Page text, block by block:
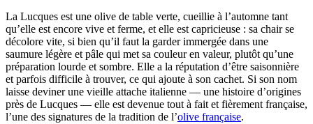
La Lucques est une olive de table verte, cueillie à l’automne tant
qu’elle est encore vive et ferme, et elle est capricieuse : sa chair se
décolore vite, si bien qu’il faut la garder immergée dans une
saumure légère et pâle qui met sa couleur en valeur, plutôt qu’une
préparation lourde et sombre. Elle a la réputation d’être saisonnière
et parfois difficile à trouver, ce qui ajoute à son cachet. Si son nom
laisse deviner une vieille attache italienne — une histoire d’origines
près de Lucques — elle est devenue tout à fait et fièrement française,
l’une des signatures de la tradition de l’olive française.